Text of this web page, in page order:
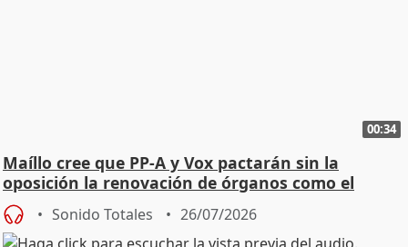
00:34
Maíllo cree que PP-A y Vox pactarán sin la
oposición la renovación de órganos como el
Defensor
Sonido Totales 26/07/2026